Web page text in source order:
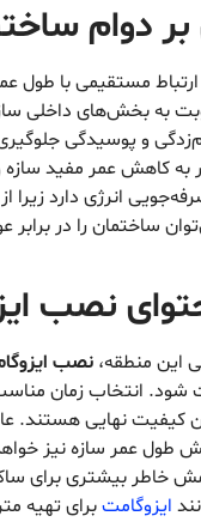
دوام
مستقیمی با طول
به بخش‌های داخلی
نم‌زدگی و پوسیدگی
به کاهش عمر مفید
انرژی دارد زیرا
ساختمان را در
نصب
این منطقه، نصب
انتخاب زمان
کیفیت نهایی هستند.
طول عمر سازه نیز
خاطر بیشتری برای
ایزوگامتبرای تهیه